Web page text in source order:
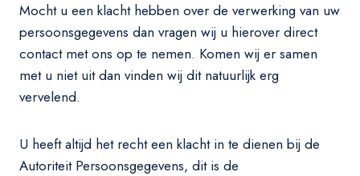
Mocht u een klacht hebben over de verwerking van uw
persoonsgegevens dan vragen wij u hierover direct
contact met ons op te nemen. Komen wij er samen
met u niet uit dan vinden wij dit natuurlijk erg
vervelend.
U heeft altijd het recht een klacht in te dienen bij de
Autoriteit Persoonsgegevens, dit is de